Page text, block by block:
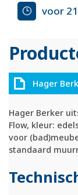
voor
Hager
Hager Berker
Flow, kleur:
voor
standaard